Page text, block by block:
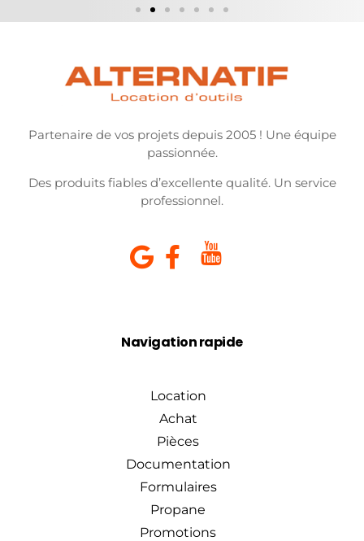
Partenaire de vos projets depuis 2005 ! Une équipe
passionnée.
Des produits fiables d’excellente qualité. Un service
professionnel.
Navigation rapide
Location
Achat
Pièces
Documentation
Formulaires
Propane
Promotions